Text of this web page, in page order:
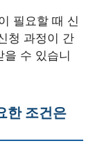
필요할 때 신
청 과정이 간
수 있습니
한 조건은